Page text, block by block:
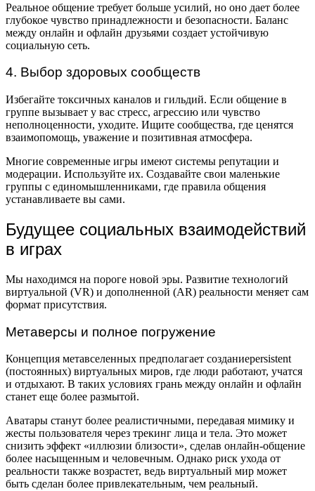
Реальное общение требует больше усилий, но оно дает более
глубокое чувство принадлежности и безопасности. Баланс
между онлайн и офлайн друзьями создает устойчивую
социальную сеть.
4. Выбор здоровых сообществ
Избегайте токсичных каналов и гильдий. Если общение в
группе вызывает у вас стресс, агрессию или чувство
неполноценности, уходите. Ищите сообщества, где ценятся
взаимопомощь, уважение и позитивная атмосфера.
Многие современные игры имеют системы репутации и
модерации. Используйте их. Создавайте свои маленькие
группы с единомышленниками, где правила общения
устанавливаете вы сами.
Будущее социальных взаимодействий
в играх
Мы находимся на пороге новой эры. Развитие технологий
виртуальной (VR) и дополненной (AR) реальности меняет сам
формат присутствия.
Метаверсы и полное погружение
Концепция метавселенных предполагает созданиеpersistent
(постоянных) виртуальных миров, где люди работают, учатся
и отдыхают. В таких условиях грань между онлайн и офлайн
станет еще более размытой.
Аватары станут более реалистичными, передавая мимику и
жесты пользователя через трекинг лица и тела. Это может
снизить эффект «иллюзии близости», сделав онлайн-общение
более насыщенным и человечным. Однако риск ухода от
реальности также возрастет, ведь виртуальный мир может
быть сделан более привлекательным, чем реальный.